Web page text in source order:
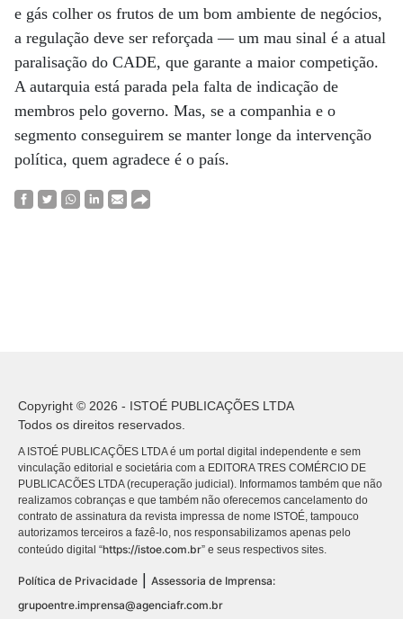
e gás colher os frutos de um bom ambiente de negócios,
a regulação deve ser reforçada — um mau sinal é a atual
paralisação do CADE, que garante a maior competição.
A autarquia está parada pela falta de indicação de
membros pelo governo. Mas, se a companhia e o
segmento conseguirem se manter longe da intervenção
política, quem agradece é o país.
Copyright © 2026 - ISTOÉ PUBLICAÇÕES LTDA
Todos os direitos reservados.
A ISTOÉ PUBLICAÇÕES LTDA é um portal digital independente e sem
vinculação editorial e societária com a EDITORA TRES COMÉRCIO DE
PUBLICACÕES LTDA (recuperação judicial). Informamos também que não
realizamos cobranças e que também não oferecemos cancelamento do
contrato de assinatura da revista impressa de nome ISTOÉ, tampouco
autorizamos terceiros a fazê-lo, nos responsabilizamos apenas pelo
conteúdo digital “https://istoe.com.br” e seus respectivos sites.
Política de Privacidade
Assessoria de Imprensa:
grupoentre.imprensa@agenciafr.com.br